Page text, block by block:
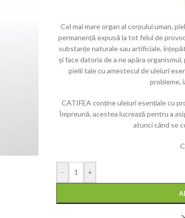
Cel mai mare organ al corpului uman,
permanență expusă la tot felul de
substanțe naturale sau artificiale,
și face datoria de a ne apăra
pielii tale cu amestecul de uleiuri
probleme,
CATIFEA conține uleiuri esențiale cu
Împreună, acestea lucrează pentru a
atunci când se
- +